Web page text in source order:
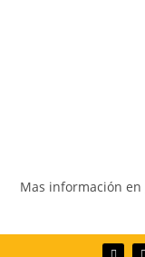
Mas información en